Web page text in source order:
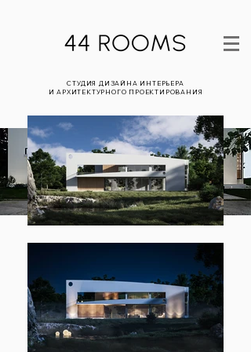
СТУДИЯ ДИЗАЙНА ИНТЕРЬЕРА
И АРХИТЕКТУРНОГО ПРОЕКТИРОВАНИЯ